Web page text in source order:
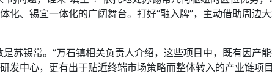
化、锡宜一体化的广阔舞台。打好“融入牌”，主动借助周
锡常。”万石镇相关负责人介绍，这些项目中，既有因产
发中心，更有出于贴近终端市场策略而整体转入的产业链项目